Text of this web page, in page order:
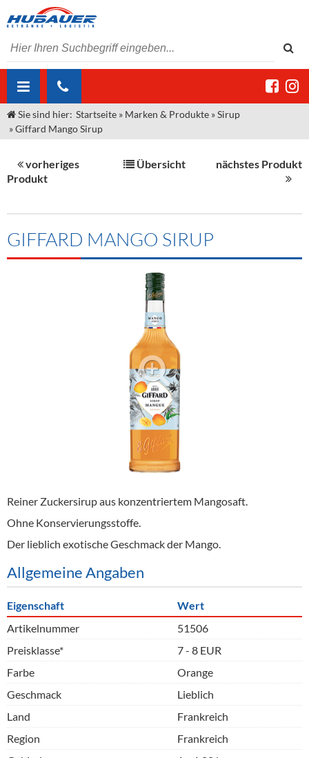
ÜBER UNS
Unser Liefergebiet
Kontakt
Angebote Gastronomie & Großhandel
Neuigkeiten
MARKEN & PRODUKTE
Sirup
Spirituosen
Kommisionskauf & Lieferbedingungen
Fremddienstleistungen
Sie sind hier: Startseite » Marken & Produkte »Sirup
»Giffard Mango Sirup
vorheriges
Produkt
Übersicht nächstes Produkt
GIFFARD MANGO SIRUP
Reiner Zuckersirup aus konzentriertem Mangosaft.
Ohne Konservierungsstoffe.
Der lieblich exotische Geschmack der Mango.
Allgemeine Angaben
Eigenschaft
Wert
Artikelnummer
51506
Preisklasse*
7 - 8 EUR
Farbe
Orange
Geschmack
Lieblich
Land
Frankreich
Region
Frankreich